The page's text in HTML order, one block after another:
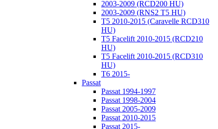
2003-2009 (RCD200 HU)
2003-2009 (RNS2 T5 HU)
T5 2010-2015 (Caravelle RCD310
HU)
T5 Facelift 2010-2015 (RCD210
HU)
T5 Facelift 2010-2015 (RCD310
HU)
T6 2015-
Passat
Passat 1994-1997
Passat 1998-2004
Passat 2005-2009
Passat 2010-2015
Passat 2015-